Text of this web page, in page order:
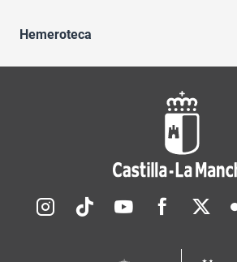
Hemeroteca
Redes sociales JCCM